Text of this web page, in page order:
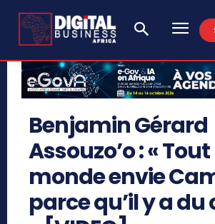
Benjamin Gérard
Assouzo’o : «
monde envie
parce qu’il y a du